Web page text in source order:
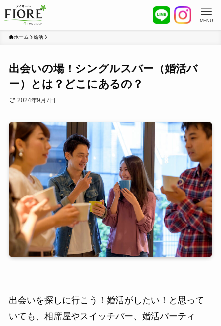
MENU
ホーム 婚活
出会いの場！シングルスバー（婚活バ
ー）とは？どこにあるの？
2024年9月7日
出会いを探しに行こう！婚活がしたい！と思って
いても、相席屋やスイッチバー、婚活パーティ